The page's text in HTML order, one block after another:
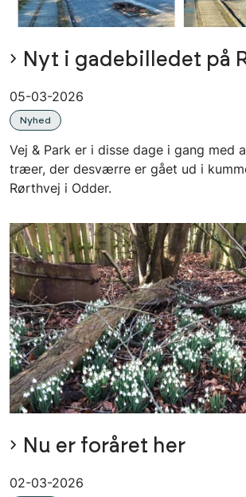
Nyt i gadebilledet på
05-03-2026
Nyhed
Vej & Park er i disse dage i gang med
træer, der desværre er gået ud i
Rørthvej i Odder.
Nu er foråret her
02-03-2026